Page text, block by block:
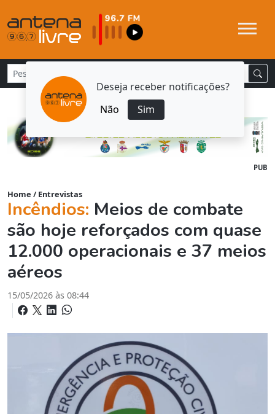
Deseja receber notificações?
Não
Sim
PUB
Home / Entrevistas
Incêndios: Meios de combate
são hoje reforçados com quase
12.000 operacionais e 37 meios
aéreos
15/05/2026 às 08:44